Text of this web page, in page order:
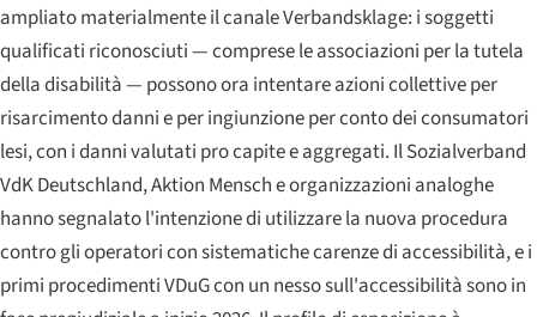
ampliato materialmente il canale Verbandsklage: i soggetti
qualificati riconosciuti — comprese le associazioni per la tutela
della disabilità — possono ora intentare azioni collettive per
risarcimento danni e per ingiunzione per conto dei consumatori
lesi, con i danni valutati pro capite e aggregati. Il Sozialverband
VdK Deutschland, Aktion Mensch e organizzazioni analoghe
hanno segnalato l'intenzione di utilizzare la nuova procedura
contro gli operatori con sistematiche carenze di accessibilità, e i
primi procedimenti VDuG con un nesso sull'accessibilità sono in